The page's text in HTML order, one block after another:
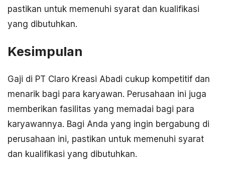
pastikan untuk memenuhi syarat dan kualifikasi
yang dibutuhkan.
Kesimpulan
Gaji di PT Claro Kreasi Abadi cukup kompetitif dan
menarik bagi para karyawan. Perusahaan ini juga
memberikan fasilitas yang memadai bagi para
karyawannya. Bagi Anda yang ingin bergabung di
perusahaan ini, pastikan untuk memenuhi syarat
dan kualifikasi yang dibutuhkan.